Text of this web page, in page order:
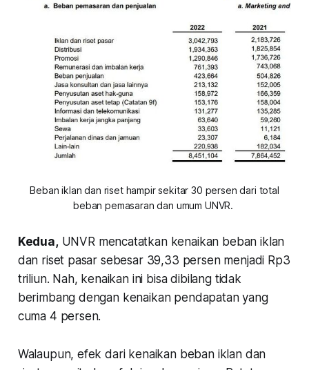
Beban iklan dan riset hampir sekitar 30 persen dari total
beban pemasaran dan umum UNVR.
Kedua,UNVR mencatatkan kenaikan beban iklan
dan riset pasar sebesar 39,33 persen menjadi Rp3
triliun. Nah, kenaikan ini bisa dibilang tidak
berimbang dengan kenaikan pendapatan yang
cuma 4 persen.
Walaupun, efek dari kenaikan beban iklan dan